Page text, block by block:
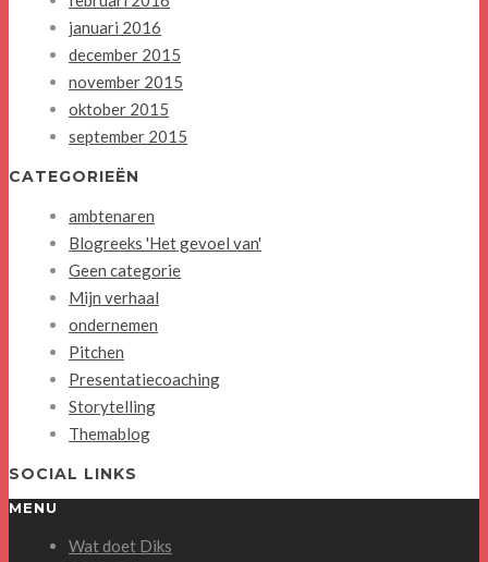
januari 2016
december 2015
november 2015
oktober 2015
september 2015
CATEGORIEËN
ambtenaren
Blogreeks 'Het gevoel van'
Geen categorie
Mijn verhaal
ondernemen
Pitchen
Presentatiecoaching
Storytelling
Themablog
SOCIAL LINKS
MENU
Wat doet Diks